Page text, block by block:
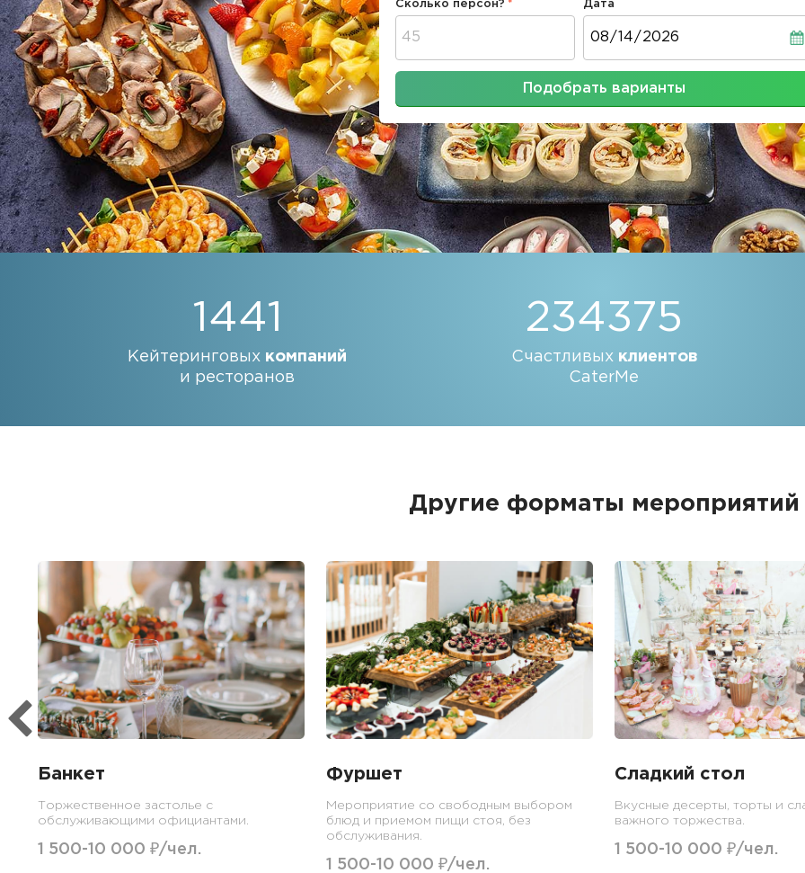
Сколько персон? Дата
Подобрать варианты
1441
Кейтеринговых компаний
и ресторанов
234375
Счастливых клиентов
CaterMe
Другие форматы мероприятий
Банкет
Торжественное застолье с
обслуживающими официантами.
1 500-10 000 ₽/чел.
Фуршет
Мероприятие со свободным выбором
блюд и приемом пищи стоя, без
обслуживания.
1 500-10 000 ₽/чел.
Сладкий стол
Вкусные десерты, торты и
важного торжества.
1 500-10 000 ₽/чел.